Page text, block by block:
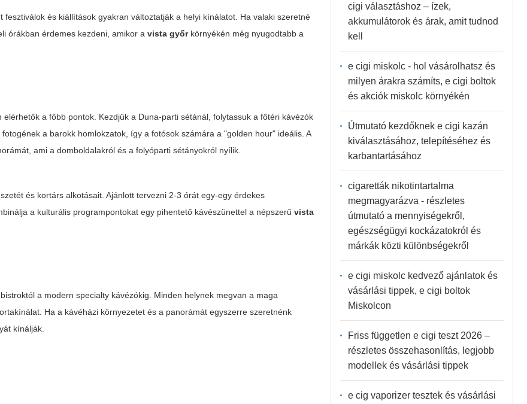
és kiállítások gyakran változtatják a helyi kínálatot. Ha valaki szeretné
órákban érdemes kezdeni, amikor avista győrkörnyékén még nyugodtabb a
a főbb pontok. Kezdjük a Duna-parti sétánál, folytassuk a főtéri kávézók
a barokk homlokzatok, így a fotósok számára a "golden hour" ideális. A
ami a domboldalakról és a folyóparti sétányokról nyílik.
és kortárs alkotásait. Ajánlott tervezni 2-3 órát egy-egy érdekes
a kulturális programpontokat egy pihentető kávészünettel a népszerűvista
a modern specialty kávézókig. Minden helynek megvan a maga
Ha a kávéházi környezetet és a panorámát egyszerre szeretnénk
kínálják.
cigi választáshoz – ízek,
akkumulátorok és árak, amit tudnod
kell
e cigi miskolc - hol vásárolhatsz és
milyen árakra számíts, e cigi boltok
és akciók miskolc környékén
Útmutató kezdőknek e cigi kazán
kiválasztásához, telepítéséhez és
karbantartásához
cigaretták nikotintartalma
megmagyarázva - részletes
útmutató a mennyiségekről,
egészségügyi kockázatokról és
márkák közti különbségekről
e cigi miskolc kedvező ajánlatok és
vásárlási tippek, e cigi boltok
Miskolcon
Friss független e cigi teszt 2026 –
részletes összehasonlítás, legjobb
modellek és vásárlási tippek
e cig vaporizer tesztek és vásárlási